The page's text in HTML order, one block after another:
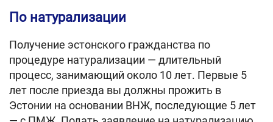
По натурализации
Получение эстонского гражданства по
процедуре натурализации — длительный
процесс, занимающий около 10 лет. Первые 5
лет после приезда вы должны прожить в
Эстонии на основании ВНЖ, последующие 5 лет